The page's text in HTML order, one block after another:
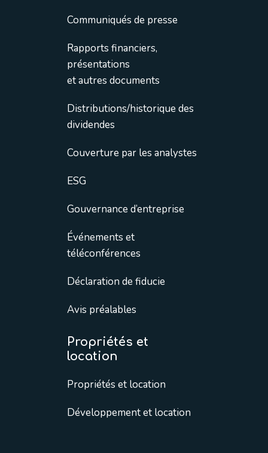
Communiqués de presse
Rapports financiers,
présentations
et autres documents
Distributions/historique des
dividendes
Couverture par les analystes
ESG
Gouvernance d’entreprise
Événements et
téléconférences
Déclaration de fiducie
Avis préalables
Propriétés et
location
Propriétés et location
Développement et location